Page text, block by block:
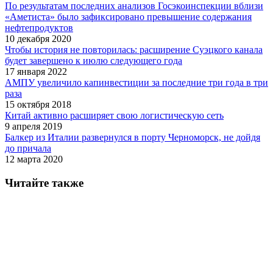
По результатам последних анализов Госэкоинспекции вблизи
«Аметиста» было зафиксировано превышение содержания
нефтепродуктов
10 декабря 2020
Чтобы история не повторилась: расширение Суэцкого канала
будет завершено к июлю следующего года
17 января 2022
АМПУ увеличило капинвестиции за последние три года в три
раза
15 октября 2018
Китай активно расширяет свою логистическую сеть
9 апреля 2019
Балкер из Италии развернулся в порту Черноморск, не дойдя
до причала
12 марта 2020
Читайте также